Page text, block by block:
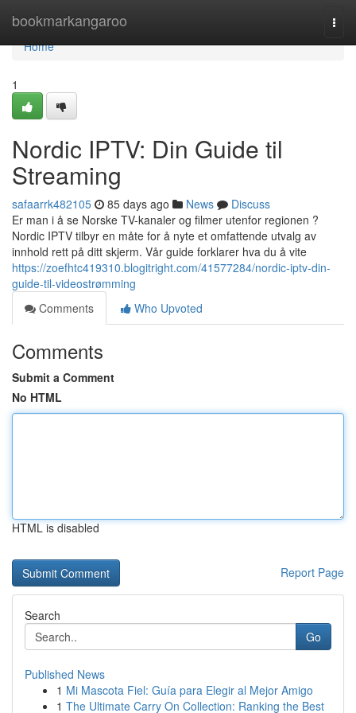
bookmarkangaroo
Home
Home
1
Nordic IPTV: Din Guide til
Streaming
safaarrk482105 85 days ago News
Discuss
Er man i å se Norske TV-kanaler og filmer utenfor regionen ?
Nordic IPTV tilbyr en måte for å nyte et omfattende utvalg av
innhold rett på ditt skjerm. Vår guide forklarer hva du å vite
https://zoefhtc419310.blogitright.com/41577284/nordic-iptv-din-
guide-til-videostrømming
Comments
Who Upvoted
Comments
Submit a Comment
No HTML
HTML is disabled
Report Page
Search
Go
Published News
1 Mi Mascota Fiel: Guía para Elegir al Mejor Amigo
1 The Ultimate Carry On Collection: Ranking the Best